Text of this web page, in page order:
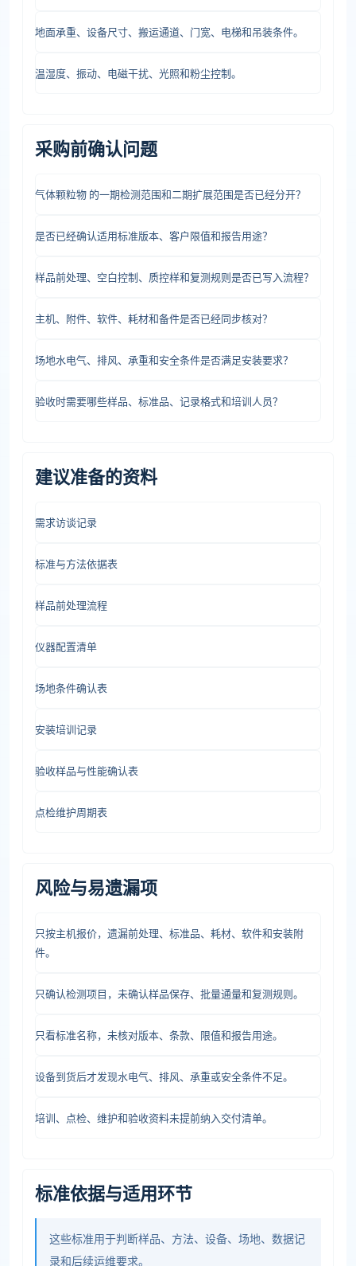
地面承重、设备尺寸、搬运通道、门宽、电梯和吊装条件。
温湿度、振动、电磁干扰、光照和粉尘控制。
采购前确认问题
气体颗粒物 的一期检测范围和二期扩展范围是否已经分开？
是否已经确认适用标准版本、客户限值和报告用途？
样品前处理、空白控制、质控样和复测规则是否已写入流程？
主机、附件、软件、耗材和备件是否已经同步核对？
场地水电气、排风、承重和安全条件是否满足安装要求？
验收时需要哪些样品、标准品、记录格式和培训人员？
建议准备的资料
需求访谈记录
标准与方法依据表
样品前处理流程
仪器配置清单
场地条件确认表
安装培训记录
验收样品与性能确认表
点检维护周期表
风险与易遗漏项
只按主机报价，遗漏前处理、标准品、耗材、软件和安装附
件。
只确认检测项目，未确认样品保存、批量通量和复测规则。
只看标准名称，未核对版本、条款、限值和报告用途。
设备到货后才发现水电气、排风、承重或安全条件不足。
培训、点检、维护和验收资料未提前纳入交付清单。
标准依据与适用环节
这些标准用于判断样品、方法、设备、场地、数据记
录和后续运维要求。